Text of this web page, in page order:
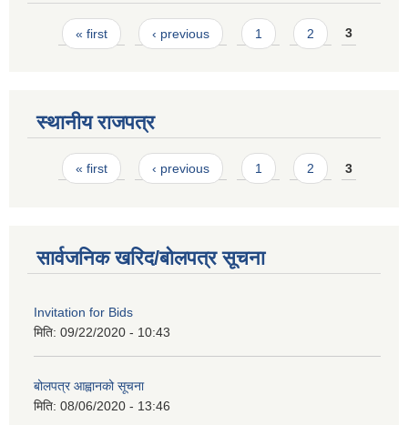
Pages
« first ‹ previous 1 2 3
स्थानीय राजपत्र
Pages
« first ‹ previous 1 2 3
सार्वजनिक खरिद/बोलपत्र सूचना
Invitation for Bids
मिति: 09/22/2020 - 10:43
बोलपत्र आह्वानको सूचना
मिति: 08/06/2020 - 13:46